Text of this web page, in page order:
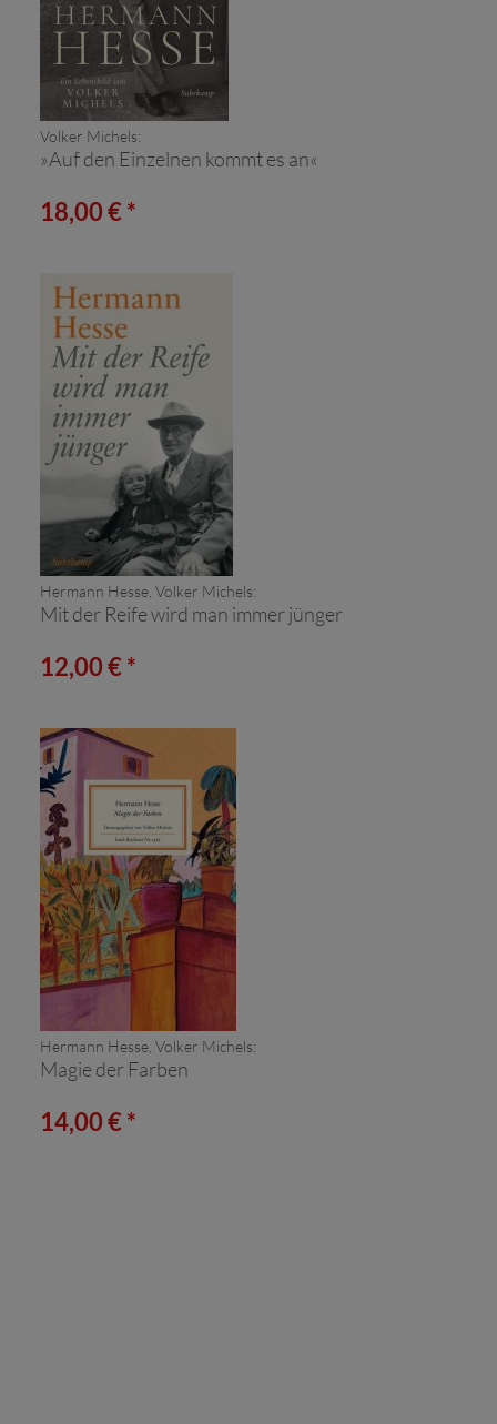
Volker Michels:
»Auf den Einzelnen kommt es an«
18,00 € *
Hermann Hesse, Volker Michels:
Mit der Reife wird man immer jünger
12,00 € *
Hermann Hesse, Volker Michels:
Magie der Farben
14,00 € *